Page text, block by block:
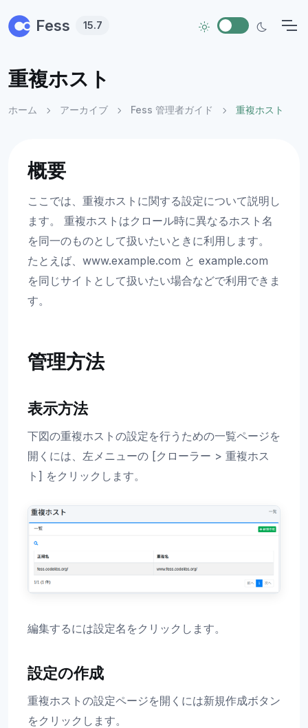
Fess 15.7
重複ホスト
ホーム アーカイブ Fess 管理者ガイド 重複ホスト
概要
ここでは、重複ホストに関する設定について説明し
ます。 重複ホストはクロール時に異なるホスト名
を同一のものとして扱いたいときに利用します。
たとえば、www.example.com と example.com
を同じサイトとして扱いたい場合などで利用できま
す。
管理方法
表示方法
下図の重複ホストの設定を行うための一覧ページを
開くには、左メニューの [クローラー > 重複ホス
ト] をクリックします。
編集するには設定名をクリックします。
設定の作成
重複ホストの設定ページを開くには新規作成ボタン
をクリックします。